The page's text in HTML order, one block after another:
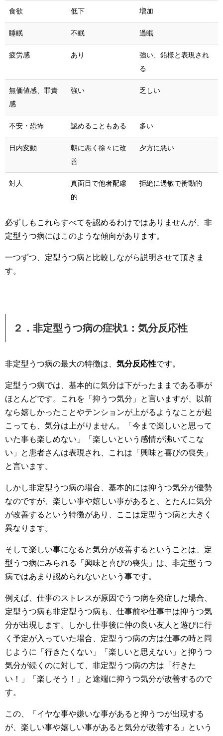
食欲 低下 増加
睡眠 不眠 過眠
疲労感 あり
強い、鉛様と表現され
る
無価値感、罪責
感
強い 乏しい
不安・恐怖 認めることもある 多い
日内変動
朝に悪く徐々に改
善
夕方に悪い
対人
真面目で他者配慮
的
拒絶に過敏で衝動的
必ずしもこれらすべてを認めるわけではありませんが、非
定型うつ病にはこのような傾向があります。
一つずつ、定型うつ病と比較しながら説明させて頂きま
す。
２．非定型うつ病の症状1：気分反応性
非定型うつ病の最大の特徴は、 気分反応性です。
定型うつ病では、基本的に気分は下がったままである事が
ほとんどです。これを「抑うつ気分」と言いますが、以前
なら嬉しかったことやテンションが上がるようなことが起
こっても、気分は上がりません。「今まで楽しいと思って
いた事も楽しめない」「楽しいという感情が沸いてこな
い」と患者さんは表現され、これは「興味と喜びの喪失」
と言います。
しかし非定型うつ病の場合、基本的には抑うつ気分が優勢
なのですが、楽しい事や嬉しい事があると、とたんに気分
が改善するという特徴があり、ここは定型うつ病と大きく
異なります。
そして楽しい事になると気分が改善するということは、定
型うつ病にみられる「興味と喜びの喪失」は、非定型うつ
病ではあまり認められないという事です。
例えば、仕事のストレスが原因でうつ病を発症した場合、
定型うつ病も非定型うつ病も、仕事前や仕事中は抑うつ気
分が出現します。しかし仕事後に仲の良い友人と遊びに行
く予定が入っていた場合、定型うつ病の方は仕事の時と同
じように「行きたくない」「楽しいと思えない」と抑うつ
気分が続くのに対して、非定型うつ病の方は「行きた
い！」「楽しそう！」と途端に抑うつ気分が改善するので
す。
この、「イヤな事や嫌いな事があると抑うつが出現する
が、楽しい事や嬉しい事があると気分が改善する」という